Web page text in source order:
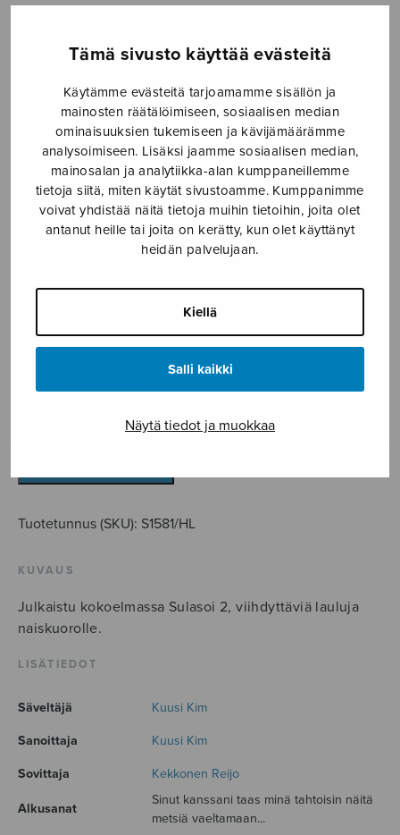
Tämä sivusto käyttää evästeitä
Käytämme evästeitä tarjoamamme sisällön ja
mainosten räätälöimiseen, sosiaalisen median
ominaisuuksien tukemiseen ja kävijämäärämme
analysoimiseen. Lisäksi jaamme sosiaalisen median,
mainosalan ja analytiikka-alan kumppaneillemme
tietoja siitä, miten käytät sivustoamme. Kumppanimme
voivat yhdistää näitä tietoja muihin tietoihin, joita olet
antanut heille tai joita on kerätty, kun olet käyttänyt
heidän palvelujaan.
Kiellä
Salli kaikki
Näytä tiedot ja muokkaa
Hiljainen laulu
Hiljainen laulu
Kuusi Kim
3,15€
Tuotetunnus (SKU): S1581/HL
KUVAUS
Julkaistu kokoelmassa Sulasoi 2, viihdyttäviä lauluja
naiskuorolle.
LISÄTIEDOT
Säveltäjä Kuusi Kim
Sanoittaja Kuusi Kim
Sovittaja Kekkonen Reijo
Alkusanat
Sinut kanssani taas minä tahtoisin näitä
metsiä vaeltamaan...